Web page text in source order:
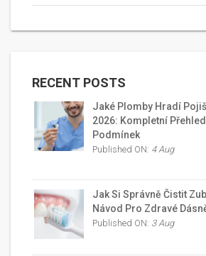
RECENT POSTS
Jaké Plomby Hradí
2026: Kompletní
Podmínek
Published ON: 4 Aug
Jak Si Správně Čistit
Návod Pro Zdravé
Published ON: 3 Aug